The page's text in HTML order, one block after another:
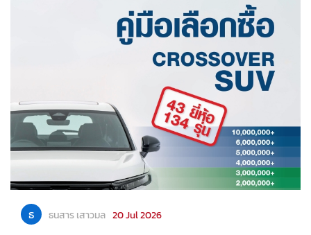
ธ ธนสาร เสาวมล 20 Jul 2026